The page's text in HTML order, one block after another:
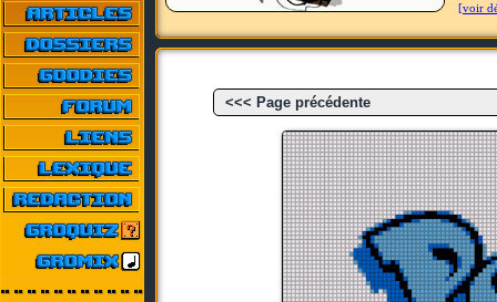
[voir
<<< Page précédente